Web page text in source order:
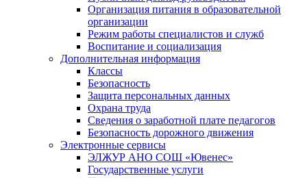
Организация питания в образовательной
организации
Режим работы специалистов и служб
Воспитание и социализация
Дополнительная информация
Классы
Безопасность
Защита персональных данных
Охрана труда
Сведения о заработной плате педагогов
Безопасность дорожного движения
Электронные сервисы
ЭЛЖУР АНО СОШ «Ювенес»
Государственные услуги